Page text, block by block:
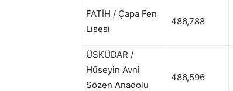
FATİH / Çapa Fen
Lisesi
486,788
ÜSKÜDAR /
Hüseyin Avni
Sözen Anadolu
486,596